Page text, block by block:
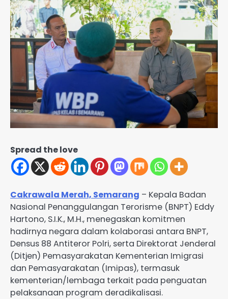
Spread the love
Cakrawala Merah, Semarang – Kepala Badan
Nasional Penanggulangan Terorisme (BNPT) Eddy
Hartono, S.I.K., M.H., menegaskan komitmen
hadirnya negara dalam kolaborasi antara BNPT,
Densus 88 Antiteror Polri, serta Direktorat Jenderal
(Ditjen) Pemasyarakatan Kementerian Imigrasi
dan Pemasyarakatan (Imipas), termasuk
kementerian/lembaga terkait pada penguatan
pelaksanaan program deradikalisasi.